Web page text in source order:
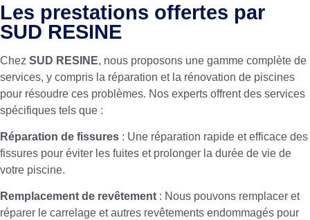
Les prestations offertes par
SUD RESINE
Chez SUD RESINE, nous proposons une gamme complète de
services, y compris la réparation et la rénovation de piscines
pour résoudre ces problèmes. Nos experts offrent des services
spécifiques tels que :
Réparation de fissures : Une réparation rapide et efficace des
fissures pour éviter les fuites et prolonger la durée de vie de
votre piscine.
Remplacement de revêtement : Nous pouvons remplacer et
réparer le carrelage et autres revêtements endommagés pour